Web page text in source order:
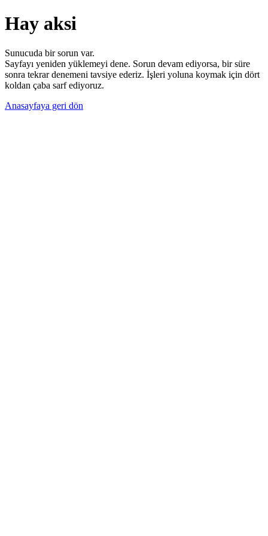
Hay aksi
Sunucuda bir sorun var.
Sayfayı yeniden yüklemeyi dene. Sorun devam ediyorsa, bir süre
sonra tekrar denemeni tavsiye ederiz. İşleri yoluna koymak için dört
koldan çaba sarf ediyoruz.
Anasayfaya geri dön